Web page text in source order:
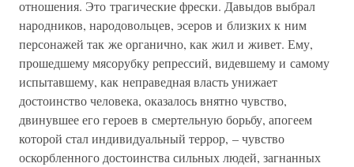
отношения. Это трагические фрески. Давыдов выбрал
народников, народовольцев, эсеров и близких к ним
персонажей так же органично, как жил и живет. Ему,
прошедшему мясорубку репрессий, видевшему и самому
испытавшему, как неправедная власть унижает
достоинство человека, оказалось внятно чувство,
двинувшее его героев в смертельную борьбу, апогеем
которой стал индивидуальный террор, – чувство
оскорбленного достоинства сильных людей, загнанных